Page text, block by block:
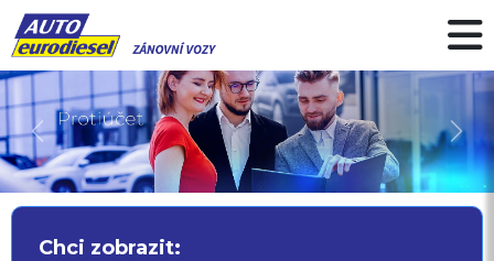
Předchozí Další
Chci zobrazit: